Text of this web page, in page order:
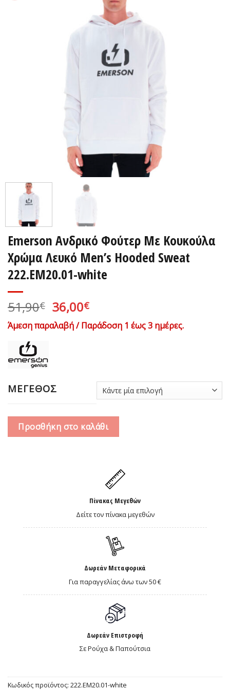
Emerson Ανδρικό Φούτερ Με Κουκούλα
Χρώμα Λευκό Men’s Hooded Sweat
222.EM20.01-white
51,90€ Original
price
was:
36,00€Η
τρέχουσα
τιμή
Άμεση παραλαβή / Παράδοση 1 έως 3 ημέρες.
ΜΕΓΕΘΟΣ
Προσθήκη στο καλάθι
Πίνακας Μεγεθών
Δείτε τον πίνακα μεγεθών
Δωρεάν Μεταφορικά
Για παραγγελίας άνω των 50 €
Δωρεάν Επιστροφή
Σε Ρούχα & Παπούτσια
Κωδικός προϊόντος: 222.EM20.01-white